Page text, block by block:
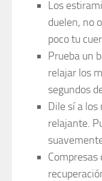
Los
duelen, no
poco tu
Prueba un
relajar los
segundos
Dile sí a los
relajante.